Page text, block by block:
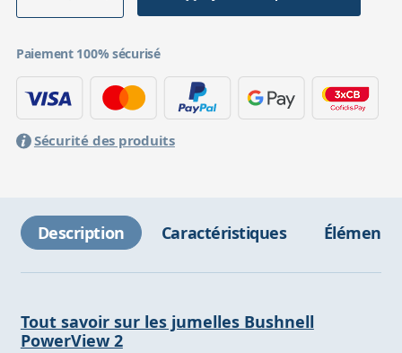
Paiement 100% sécurisé
Sécurité des produits
Description Caractéristiques Éléments
Tout savoir sur les jumelles Bushnell
PowerView 2